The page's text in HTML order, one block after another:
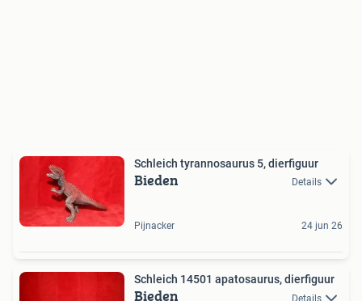
Schleich tyrannosaurus 5, dierfiguur
Bieden Details
Pijnacker 24 jun 26
Schleich 14501 apatosaurus, dierfiguur
Bieden Details